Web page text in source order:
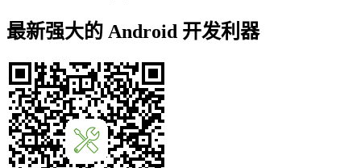
最新强大的 Android 开发利器